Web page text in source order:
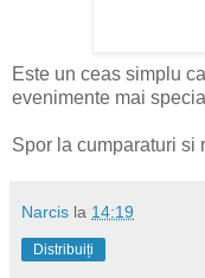
Este un ceas simplu
evenimente mai
Spor la cumparaturi si
Narcis la 14:19
Distribuiți